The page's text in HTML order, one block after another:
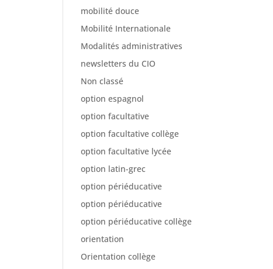
mobilité douce
Mobilité Internationale
Modalités administratives
newsletters du CIO
Non classé
option espagnol
option facultative
option facultative collège
option facultative lycée
option latin-grec
option périéducative
option périéducative
option périéducative collège
orientation
Orientation collège